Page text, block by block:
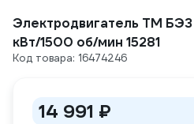
Электродвигатель ТМ
кВт/1500 об/мин 15281
Код товара: 16474246
14 991 ₽